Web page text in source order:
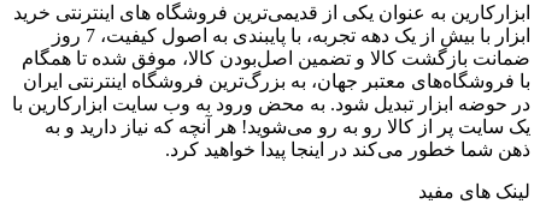
به عنوان یکی از قدیمی‌ترین فروشگاه های اینترنتی خرید
ابزار با بیش از یک دهه تجربه، با پایبندی به اصول کیفیت، 7 روز
کالا و تضمین اصل‌بودن کالا، موفق شده تا همگام
معتبر جهان، به بزرگ‌ترین فروشگاه اینترنتی ایران
تبدیل شود. به محض ورود به وب سایت ابزارکارین با
از کالا رو به رو می‌شوید! هر آنچه که نیاز دارید و به
می‌کند در اینجا پیدا خواهید کرد.